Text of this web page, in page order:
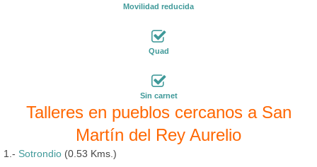
Movilidad reducida
Quad
Sin carnet
Talleres en pueblos cercanos a San
Martín del Rey Aurelio
1.- Sotrondio (0.53 Kms.)